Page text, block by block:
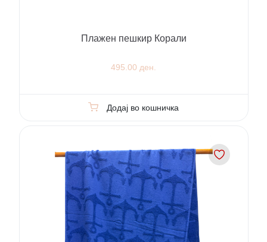
Плажен пешкир Корали
495.00 ден.
Додај во кошничка